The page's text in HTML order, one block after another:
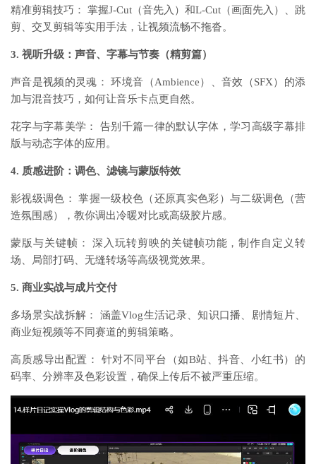
精准剪辑技巧： 掌握J-Cut（音先入）和L-Cut（画面先入）、跳
剪、交叉剪辑等实用手法，让视频流畅不拖沓。
3. 视听升级：声音、字幕与节奏（精剪篇）
声音是视频的灵魂： 环境音（Ambience）、音效（SFX）的添
加与混音技巧，如何让音乐卡点更自然。
花字与字幕美学： 告别千篇一律的默认字体，学习高级字幕排
版与动态字体的应用。
4. 质感进阶：调色、滤镜与蒙版特效
影视级调色： 掌握一级校色（还原真实色彩）与二级调色（营
造氛围感），教你调出冷暖对比或高级胶片感。
蒙版与关键帧： 深入玩转剪映的关键帧功能，制作自定义转
场、局部打码、无缝转场等高级视觉效果。
5. 商业实战与成片交付
多场景实战拆解： 涵盖Vlog生活记录、知识口播、剧情短片、
商业短视频等不同赛道的剪辑策略。
高质感导出配置： 针对不同平台（如B站、抖音、小红书）的
码率、分辨率及色彩设置，确保上传后不被严重压缩。